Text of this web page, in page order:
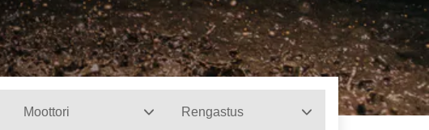
Moottori Rengastus